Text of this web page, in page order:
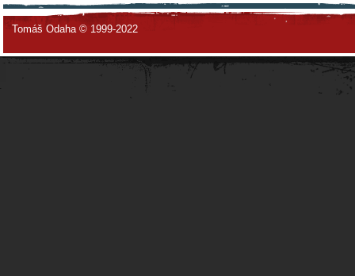
Tomáš Odaha © 1999-2022